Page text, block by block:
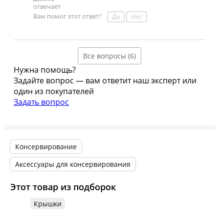
Вам помог этот ответ? Да Нет
Все вопросы (6)
Нужна помощь?
Задайте вопрос — вам ответит наш эксперт или
один из покупателей
Задать вопрос
Консервирование
Аксессуары для консервирования
Этот товар из подборок
Крышки